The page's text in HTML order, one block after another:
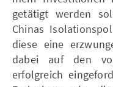
getätigt werden
Chinas
diese eine
dabei auf den
erfolgreich